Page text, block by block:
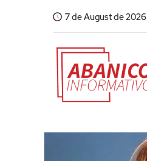
7 de August de 2026